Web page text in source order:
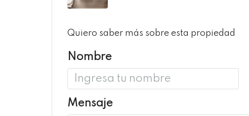
Quiero saber más sobre esta propiedad
Nombre
Mensaje